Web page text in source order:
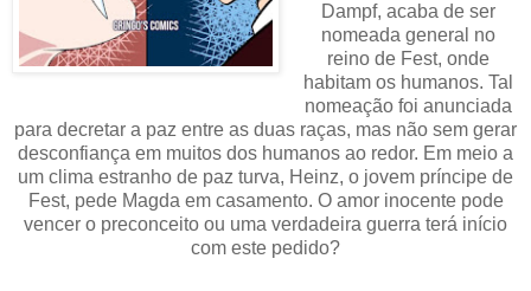
Dampf, acaba de ser
nomeada general no
reino de Fest, onde
habitam os humanos. Tal
nomeação foi anunciada
para decretar a paz entre as duas raças, mas não sem gerar
desconfiança em muitos dos humanos ao redor. Em meio a
um clima estranho de paz turva, Heinz, o jovem príncipe de
Fest, pede Magda em casamento. O amor inocente pode
vencer o preconceito ou uma verdadeira guerra terá início
com este pedido?